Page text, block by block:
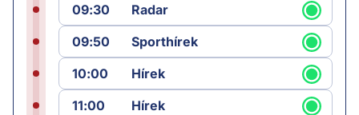
09:30
Radar
09:50
Sporthírek
10:00
Hírek
11:00
Hírek